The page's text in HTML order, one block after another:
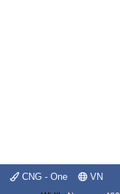
CNG - One VN